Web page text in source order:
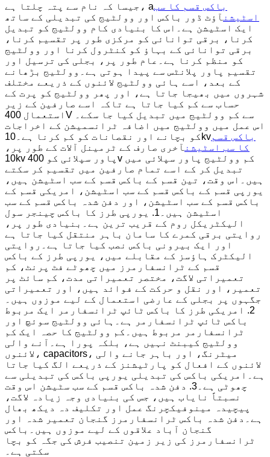
جیسا کہ نام سے پتہ چلتا ہے، aباکس قسم کا سب
اسٹیشن آؤٹ ڈور باکس اور وولٹیج کی تبدیلی کے ساتھ
ایک اسٹیشن ہے۔اس کا بنیادی کام وولٹیج کو تبدیل
کرنا، برقی توانائی کو مرکزی طور پر تقسیم کرنا،
برقی توانائی کے بہاؤ کو کنٹرول کرنا اور وولٹیج
کو منظم کرنا ہے۔عام طور پر، بجلی کی ترسیل اور
تقسیم پاور پلانٹس سے پیدا ہوتی ہے۔وولٹیج بڑھانے
کے بعد، اسے ہائی وولٹیج لائنوں کے ذریعے مختلف
شہروں میں بھیجا جاتا ہے، اور پھر وولٹیج کو پرت کے
حساب سے کم کیا جاتا ہے تاکہ اسے صارفین کے زیر
استعمال 400V سے کم وولٹیج میں تبدیل کیا جا سکے۔
اس عمل میں وولٹیج میں اضافہ ٹرانسمیشن کے اخراجات
کو بچانے اور نقصانات کو کم کرنا ہے۔10kvباکس قسم
کا سب اسٹیشن آخری صارف کے ٹرمینل آلات کے طور پر،
10kv پاور سپلائی کو 400v کم وولٹیج پاور سپلائی میں
تبدیل کر کے اسے تمام صارفین میں تقسیم کر سکتے
ہیں۔اس وقت، تین قسم کے باکس قسم کے سب اسٹیشن ہیں،
یورپی قسم کے باکس قسم کے سب اسٹیشن، امریکی قسم کے
باکس قسم کے سب اسٹیشن، اور دفن شدہ باکس قسم کے سب
اسٹیشن ہیں۔1. یورپی طرز کا باکس چینجر سول
الیکٹریکل روم کے قریب ترین ہے۔بنیادی طور پر،
روایتی برقی کمرے کا سامان باہر منتقل کیا جاتا ہے
اور ایک بیرونی باکس نصب کیا جاتا ہے۔روایتی
الیکٹرک ہاؤسز کے مقابلے میں، یورپی طرز کے باکس
قسم کے ٹرانسفارمرز میں چھوٹے فٹ پرنٹ، کم
تعمیراتی لاگت، مختصر تعمیراتی مدت، کم سائٹ پر
تعمیر، اور نقل و حرکت کے فوائد ہیں، اور تعمیراتی
جگہوں پر بجلی کے عارضی استعمال کے لیے موزوں ہیں۔
2. امریکی طرز کا باکس ٹائپ ٹرانسفارمر ایک مربوط
باکس ٹائپ ٹرانسفارمر ہے۔ہائی وولٹیج سوئچ اور
ٹرانسفارمر مربوط ہیں۔کم وولٹیج کا حصہ ایک کم
وولٹیج کیبنٹ نہیں ہے، بلکہ پورا ہے۔آنے والی
لائنوں، capacitors، میٹرنگ، اور باہر جانے والی
لائنوں کے افعال کو پارٹیشنز کے ذریعے الگ کیا جاتا
ہے۔امریکی باکس کی تبدیلی یورپی باکس کی تبدیلی سے
چھوٹی ہے۔3. دفن شدہ باکس قسم کے سب سٹیشن اس وقت
نسبتاً نایاب ہیں، جس کی بنیادی وجہ زیادہ لاگت،
پیچیدہ مینوفیکچرنگ عمل اور تکلیف دہ دیکھ بھال
ہے۔دفن شدہ باکس ٹرانسفارمرز گنجان تعمیر شدہ اور
گنجان آباد علاقوں کے لیے موزوں ہیں۔باکس
ٹرانسفارمرز کی زیر زمین تنصیب فرش کی جگہ کو بچا
سکتی ہے۔